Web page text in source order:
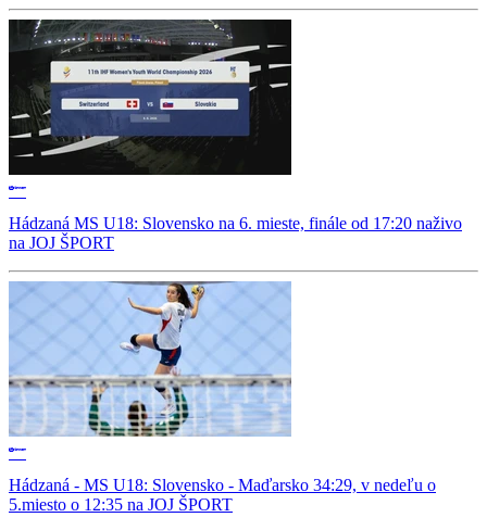
Hádzaná MS U18: Slovensko na 6. mieste, finále od 17:20 naživo
na JOJ ŠPORT
Hádzaná - MS U18: Slovensko - Maďarsko 34:29, v nedeľu o
5.miesto o 12:35 na JOJ ŠPORT